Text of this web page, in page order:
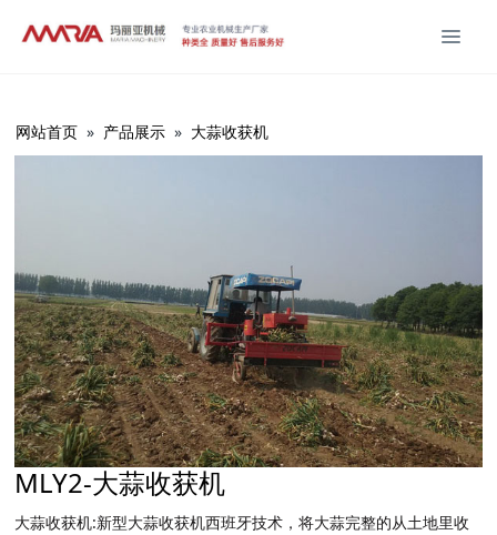
网站首页 » 产品展示 » 大蒜收获机
MLY2-大蒜收获机
大蒜收获机:新型大蒜收获机西班牙技术，将大蒜完整的从土地里收